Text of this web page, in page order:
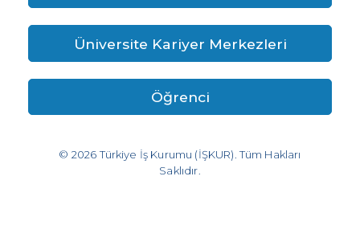
Üniversite Kariyer Merkezleri
Öğrenci
© 2026Türkiye İş Kurumu (İŞKUR). Tüm Hakları
Saklıdır.